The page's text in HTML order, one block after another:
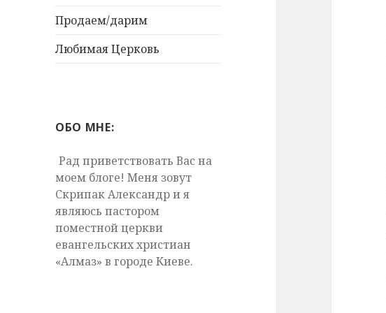
Продаем/дарим
Любимая Церковь
ОБО МНЕ:
Рад приветствовать Вас на
моем блоге! Меня зовут
Скрипак Александр и я
являюсь пастором
поместной церкви
евангельских христиан
«Алмаз» в городе Киеве.